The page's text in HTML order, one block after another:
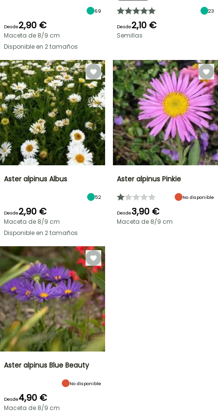
69
Desde2,90 €
Maceta de 8/9 cm
Disponible en 2 tamaños
23
Desde2,10 €
Semillas
Aster alpinus Albus
52
Desde2,90 €
Maceta de 8/9 cm
Disponible en 2 tamaños
Aster alpinus Pinkie
No disponible
Desde3,90 €
Maceta de 8/9 cm
Aster alpinus Blue Beauty
No disponible
Desde4,90 €
Maceta de 8/9 cm